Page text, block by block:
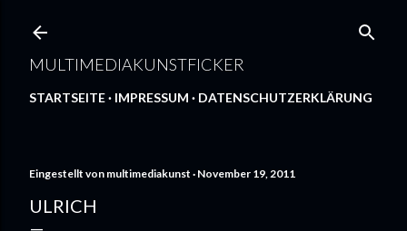
MULTIMEDIAKUNSTFICKER
STARTSEITE IMPRESSUM DATENSCHUTZERKLÄRUNG
Eingestellt von multimediakunst November 19, 2011
ULRICH